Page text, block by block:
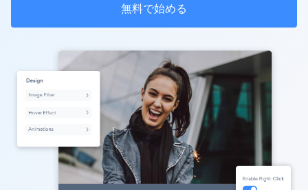
無料で始める